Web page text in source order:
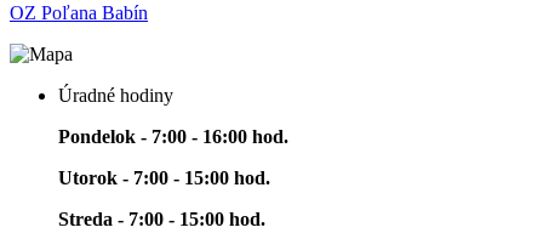
OZ Poľana Babín
Úradné hodiny
Pondelok - 7:00 - 16:00 hod.
Utorok - 7:00 - 15:00 hod.
Streda - 7:00 - 15:00 hod.